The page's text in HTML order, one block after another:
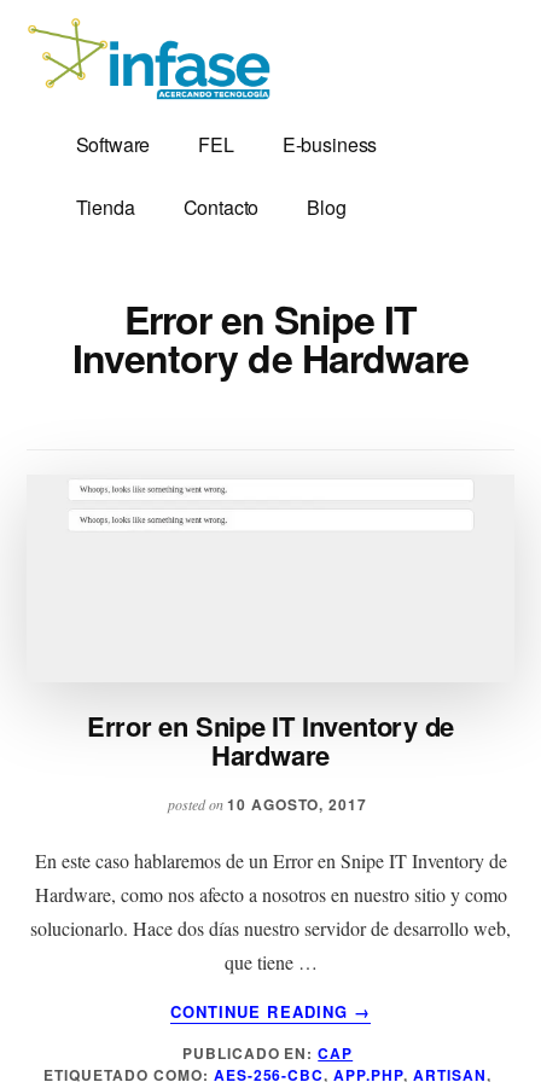
contenido
Additional
menu
Soluciones
Tecnológicas
desde
1,999
Electrónica
Software FEL E-business
Tienda Contacto Blog
Error en Snipe IT
Inventory de Hardware
Error en Snipe IT Inventory de
Hardware
posted on10 AGOSTO, 2017
En este caso hablaremos de un Error en Snipe IT Inventory de
Hardware, como nos afecto a nosotros en nuestro sitio y como
solucionarlo. Hace dos días nuestro servidor de desarrollo web,
que tiene …
CONTINUE READING
ACERCA
DE
ERROR
→
PUBLICADO EN:CAP
ETIQUETADO COMO: AES-256-CBC,APP.PHP, ARTISAN,